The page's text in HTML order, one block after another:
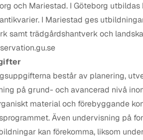
och Mariestad. I Göteborg utbildas
I Mariestad ges
samt trädgårdshantverk och
består av planering,
på grund- och avancerad nivå
material och förebyggande
Även undervisning på
kan förekomma, liksom